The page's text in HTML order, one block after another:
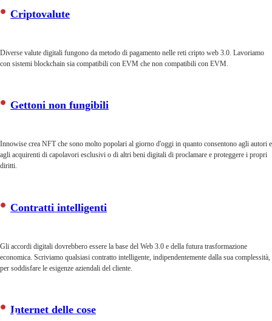
Socialization
Con la comparsa del Web 3.0, gli utenti
Personalization
Criptovalute
Diverse valute digitali fungono da metodo di pagamento nelle reti cripto web 3.0. Lavoriamo
con sistemi blockchain sia compatibili con EVM che non compatibili con EVM.
Gettoni non fungibili
Innowise crea NFT che sono molto popolari al giorno d'oggi in quanto consentono agli autori e
agli acquirenti di capolavori esclusivi o di altri beni digitali di proclamare e proteggere i propri
diritti.
Contratti intelligenti
Gli accordi digitali dovrebbero essere la base del Web 3.0 e della futura trasformazione
economica. Scriviamo qualsiasi contratto intelligente, indipendentemente dalla sua complessità,
per soddisfare le esigenze aziendali del cliente.
Internet delle cose